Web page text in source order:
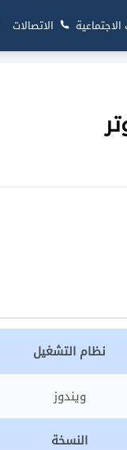
الاتصالات
نظام التشغيل
ويندوز
النسخة